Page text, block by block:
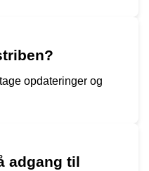
opdateringer og
adgang til